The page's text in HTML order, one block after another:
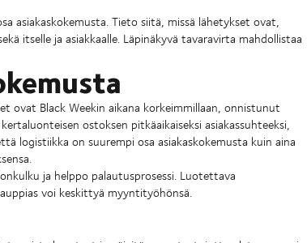
asiakaskokemusta. Tieto siitä, missä lähetykset ovat,
itselle ja asiakkaalle. Läpinäkyvä tavaravirta mahdollistaa
ovat Black Weekin aikana korkeimmillaan, onnistunut
ostoksen pitkäaikaiseksi asiakassuhteeksi,
logistiikka on suurempi osa asiakaskokemusta kuin aina
ja helppo palautusprosessi. Luotettava
voi keskittyä myyntityöhönsä.